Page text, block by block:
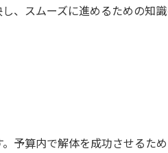
、スムーズに進めるための知識
予算内で解体を成功させるた